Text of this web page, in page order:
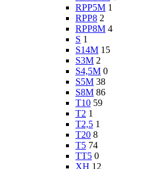
RPP5M 1
RPP8 2
RPP8M 4
S 1
S14M 15
S3M 2
S4,5M 0
S5M 38
S8M 86
T10 59
T2 1
T2,5 1
T20 8
T5 74
TT5 0
XH 12